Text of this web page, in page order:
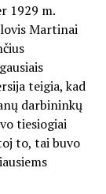
1929 m.
Martinai
teigia, kad
darbininkų
tiesiogiai
to, tai buvo